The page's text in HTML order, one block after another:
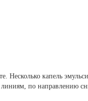
Несколько капель
по направлению